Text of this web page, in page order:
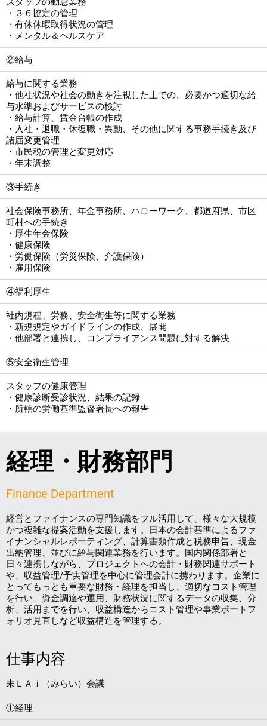
・３６協定の管理
・有休休暇取得状況の管理
・メンタル＆ヘルスケア
②給与
給与に関する業務
・他社状況や社会の動きを注視した上での、必要かつ適切な給
与水準およびサービスの検討
・給与計算、賃金台帳の作成
・入社・退職・休復職・異動、その他に関する事務手続き及び
諸届変更管理
・市民税の管理と変更対応
・年末調整
③手続き
社会保険事務所、年金事務所、ハローワーク、都道府県、市区
町村への手続き
・厚生年金保険
・健康保険
・労働保険（労災保険、介護保険）
・雇用保険
④福利厚生
社内規程、労務、安全衛生等に関する業務
・新規規定やガイドラインの作成、展開
・他部署と連携し、コンプライアンス問題に対する解決
⑤安全衛生管理
スタッフの健康管理
・健康診断受診状況、結果の記録
・所轄の労働基準監督署長への報告
経理・財務部門
Finance Department
経営とファイナンスの専門知識をフル活用して、様々な大規模
かつ複雑な提案活動を支援します。日本の会計基準によるファ
イナンシャルレポーティング、計算書類作成と税務申告、現金
出納管理、並びに給与関連業務を行います。国内関係部署と
日々連携しながら、プロジェクトへの会計・財務関連サポート
や、収益管理/予実管理を中心に管理会計に携わります。企業に
とってもっとも重要な財務・経理を担当し、適切なコスト管理
を行い、資金調達や運用、財務状況に関するデータの収集、分
析、活用までを行い、収益構造からコスト管理や事業ポートフ
ォリオ見直しなど収益構造を管理する。
仕事内容
未ＬＡｉ（みらい）会議
①経理